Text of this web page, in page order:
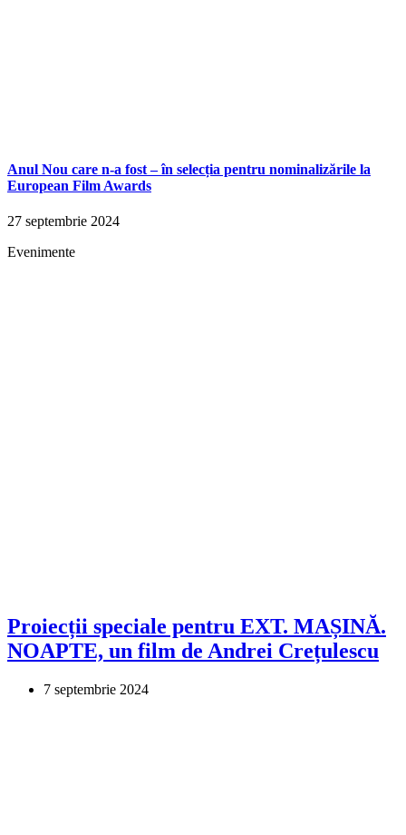
Anul Nou care n-a fost – în selecția pentru nominalizările la
European Film Awards
27 septembrie 2024
Evenimente
Proiecții speciale pentru EXT. MAȘINĂ.
NOAPTE, un film de Andrei Crețulescu
7 septembrie 2024